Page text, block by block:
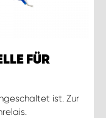
FÜR
ist. Zur